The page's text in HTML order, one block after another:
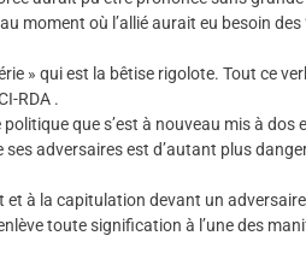
moment où l’allié aurait eu besoin des
» qui est la bêtise rigolote. Tout ce
RDA .
que s’est à nouveau mis à dos
adversaires est d’autant plus
à la capitulation devant un
toute signification à l’une des